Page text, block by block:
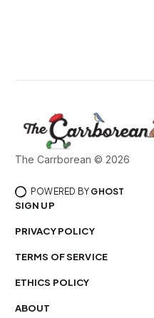
The Carrborean © 2026
POWERED BY GHOST
SIGN UP
PRIVACY POLICY
TERMS OF SERVICE
ETHICS POLICY
ABOUT